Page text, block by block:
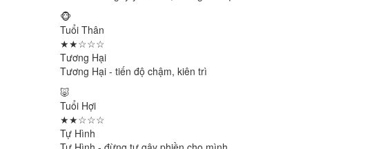
🐵
Tuổi Thân
★★☆☆☆
Tương Hại
Tương Hại - tiến độ chậm, kiên trì
🐷
Tuổi Hợi
★★☆☆☆
Tự Hình